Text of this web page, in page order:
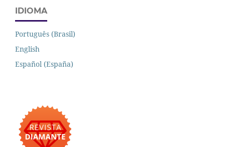
IDIOMA
Português (Brasil)
English
Español (España)